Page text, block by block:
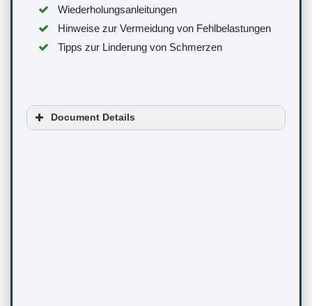
Wiederholungsanleitungen
Hinweise zur Vermeidung von Fehlbelastungen
Tipps zur Linderung von Schmerzen
Document Details